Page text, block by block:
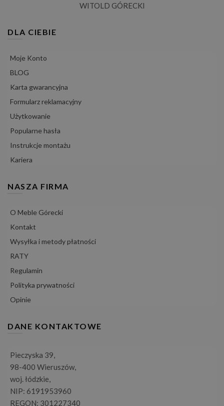
WITOLD GÓRECKI
DLA CIEBIE
Moje Konto
BLOG
Karta gwarancyjna
Formularz reklamacyjny
Użytkowanie
Popularne hasła
Instrukcje montażu
Kariera
NASZA FIRMA
O Meble Górecki
Kontakt
Wysyłka i metody płatności
RATY
Regulamin
Polityka prywatności
Opinie
DANE KONTAKTOWE
Pieczyska 39,
98-400 Wieruszów,
woj. łódzkie,
NIP: 6191953960
REGON: 301227340